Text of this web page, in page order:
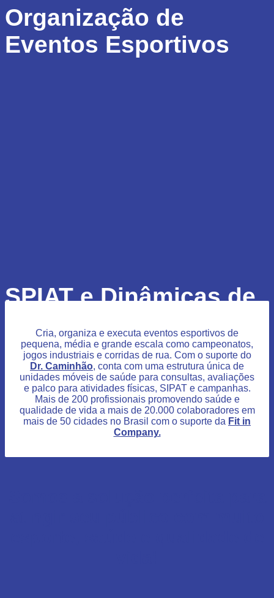
Organização de
Eventos Esportivos
SPIAT e Dinâmicas de
Grupo
Cria, organiza e executa eventos esportivos de
pequena, média e grande escala como campeonatos,
jogos industriais e corridas de rua. Com o suporte do
Dr. Caminhão, conta com uma estrutura única de
unidades móveis de saúde para consultas, avaliações
e palco para atividades físicas, SIPAT e campanhas.
Mais de 200 profissionais promovendo saúde e
qualidade de vida a mais de 20.000 colaboradores em
mais de 50 cidades no Brasil com o suporte da Fit in
Company.